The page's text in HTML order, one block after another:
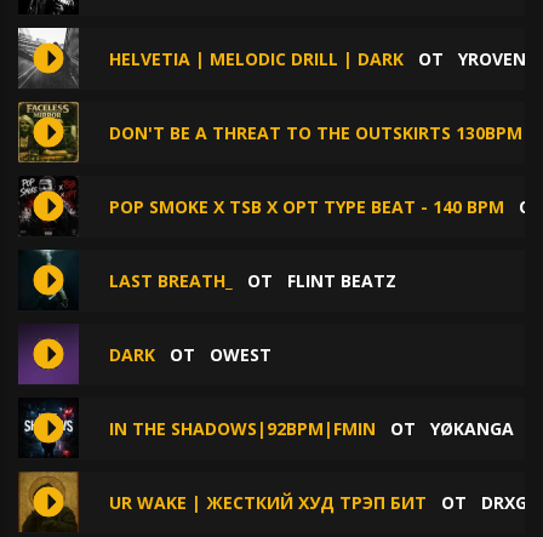
HELVETIA | MELODIC DRILL | DARK ОТ YROVEN’
DON'T BE A THREAT TO THE OUTSKIRTS 130BPM
POP SMOKE X TSB X OPT TYPE BEAT - 140 BPM
LAST BREATH_ ОТ FLINT BEATZ
DARK ОТ OWEST
IN THE SHADOWS|92BPM|FMIN ОТ YØKANGA
UR WAKE | ЖЕСТКИЙ ХУД ТРЭП БИТ ОТ